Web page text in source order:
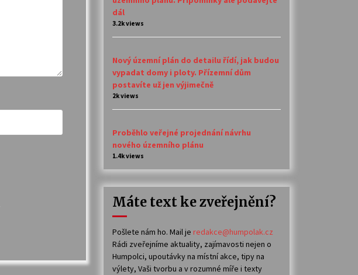
dál
3.2k views
Nový územní plán do detailu řídí, jak budou
vypadat domy i ploty. Přízemní dům
postavíte už jen výjimečně
2k views
Proběhlo veřejné projednání návrhu
nového územního plánu
1.4k views
Máte text ke zveřejnění?
Pošlete nám ho. Mail je redakce@humpolak.cz
Rádi zveřejníme aktuality, zajímavosti nejen o
Humpolci, upoutávky na místní akce, tipy na
výlety, Vaši tvorbu a v rozumné míře i texty